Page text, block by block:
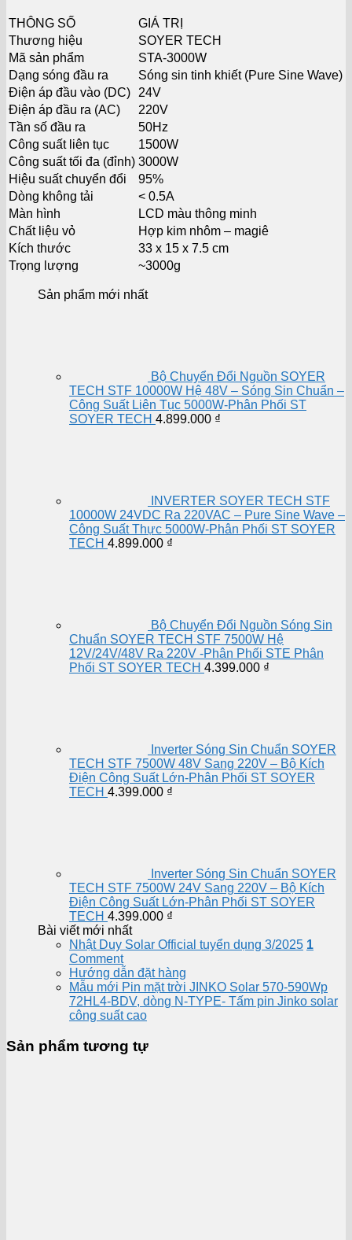
THÔNG SỐ
GIÁ TRỊ
Thương hiệu
SOYER TECH
Mã sản phẩm
STA-3000W
Dạng sóng đầu ra
Sóng sin tinh khiết (Pure Sine Wave)
Điện áp đầu vào (DC)
24V
Điện áp đầu ra (AC)
220V
Tần số đầu ra
50Hz
Công suất liên tục
1500W
Công suất tối đa (đỉnh) 3000W
Hiệu suất chuyển đổi
95%
Dòng không tải
< 0.5A
Màn hình
LCD màu thông minh
Chất liệu vỏ
Hợp kim nhôm – magiê
Kích thước
33 x 15 x 7.5 cm
Trọng lượng
~3000g
Sản phẩm mới nhất
Bộ Chuyển Đổi Nguồn SOYER
TECH STF 10000W Hệ 48V – Sóng Sin Chuẩn –
Công Suất Liên Tục 5000W-Phân Phối ST
SOYER TECH 4.899.000 ₫
INVERTER SOYER TECH STF
10000W 24VDC Ra 220VAC – Pure Sine Wave –
Công Suất Thực 5000W-Phân Phối ST SOYER
TECH 4.899.000 ₫
Bộ Chuyển Đổi Nguồn Sóng Sin
Chuẩn SOYER TECH STF 7500W Hệ
12V/24V/48V Ra 220V -Phân Phối STE Phân
Phối ST SOYER TECH 4.399.000 ₫
Inverter Sóng Sin Chuẩn SOYER
TECH STF 7500W 48V Sang 220V – Bộ Kích
Điện Công Suất Lớn-Phân Phối ST SOYER
TECH 4.399.000 ₫
Inverter Sóng Sin Chuẩn SOYER
TECH STF 7500W 24V Sang 220V – Bộ Kích
Điện Công Suất Lớn-Phân Phối ST SOYER
TECH 4.399.000 ₫
Bài viết mới nhất
Nhật Duy Solar Official tuyển dụng 3/2025 1
Comment
Hướng dẫn đặt hàng
Mẫu mới Pin mặt trời JINKO Solar 570-590Wp
72HL4-BDV, dòng N-TYPE- Tấm pin Jinko solar
công suất cao
Sản phẩm tương tự